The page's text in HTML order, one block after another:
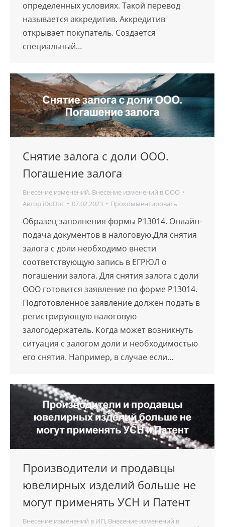
определенных условиях. Такой перевод
называется аккредитив. Аккредитив
открывает покупатель. Создается
специальный…
Снятие залога с доли ООО.
Погашение залога
Внесение изменений, Внесение изменений в ООО
Автор iDoDoc 07.02.2023 Прокомментировать
Образец заполнения формы Р13014. Онлайн-
подача документов в налоговую.Для снятия
залога с доли необходимо внести
соответствующую запись в ЕГРЮЛ о
погашении залога. Для снятия залога с доли
ООО готовится заявление по форме Р13014.
Подготовленное заявление должен подать в
регистрирующую налоговую
залогодержатель. Когда может возникнуть
ситуация с залогом доли и необходимостью
его снятия. Например, в случае если…
Производители и продавцы
ювелирных изделий больше не
могут применять УСН и Патент
Внесение изменений в ИП, Внесение изменений в